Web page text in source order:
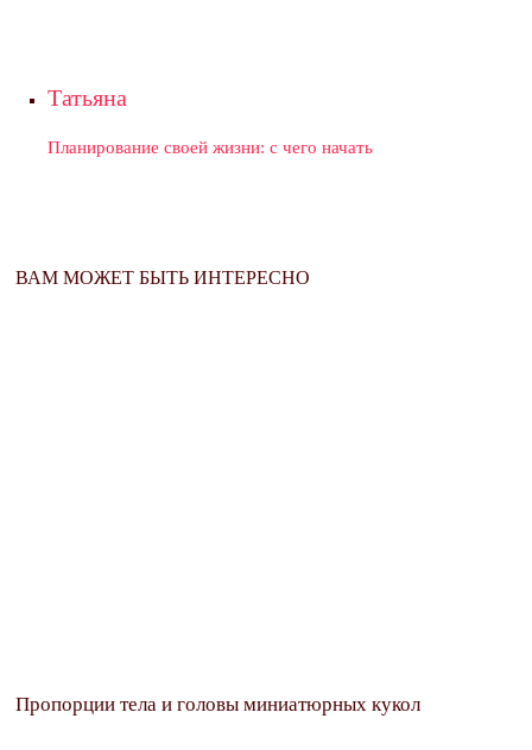
Татьяна
Планирование своей жизни: с чего начать
ВАМ МОЖЕТ БЫТЬ ИНТЕРЕСНО
Пропорции тела и головы миниатюрных кукол
ПОДПИСАТЬСЯ